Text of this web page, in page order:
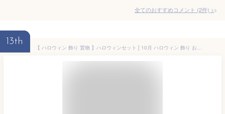
全てのおすすめコメント (2件) >
13th
【 ハロウィン 飾り 置物 】ハロウィンセット [ 10月 ハロウィン 飾り おじゃみ 黒猫 かぼちゃ 縮緬 季節 秋 四季]